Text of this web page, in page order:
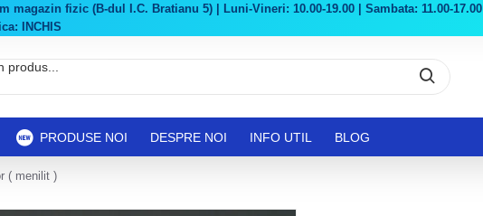
magazin fizic (B-dul I.C. Bratianu 5) | Luni-Vineri: 10.00-19.00 | Sambata: 11.00-17.00 |
INCHIS
PRODUSE NOI DESPRE NOI INFO UTIL BLOG
( menilit )